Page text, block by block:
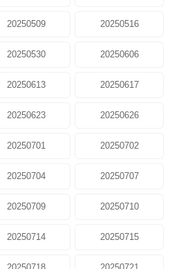
20250509 20250516
20250530 20250606
20250613 20250617
20250623 20250626
20250701 20250702
20250704 20250707
20250709 20250710
20250714 20250715